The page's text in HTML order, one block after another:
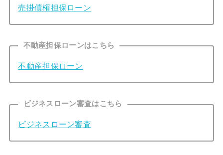
売掛債権担保ローン
不動産担保ローンはこちら
不動産担保ローン
ビジネスローン審査はこちら
ビジネスローン審査